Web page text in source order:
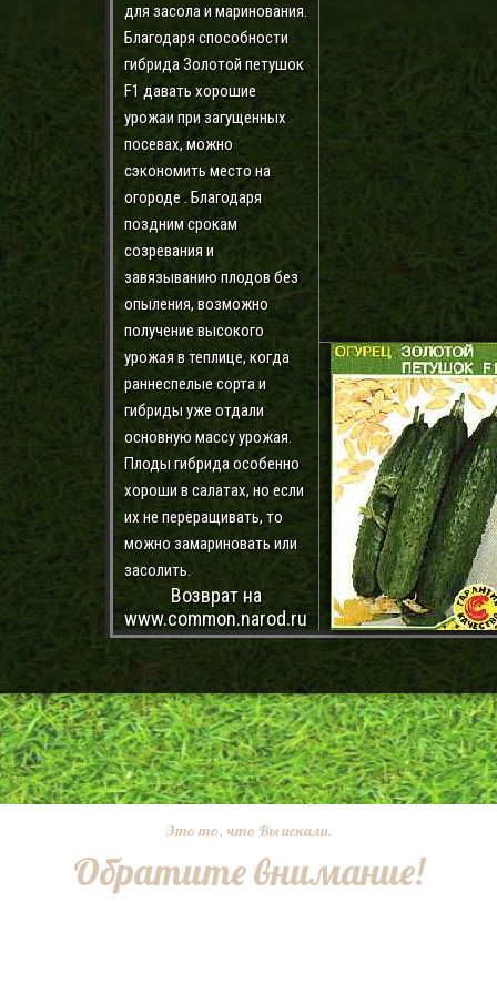
для засола и маринования.
Благодаря способности
гибрида Золотой петушок
F1 давать хорошие
урожаи при загущенных
посевах, можно
сэкономить место на
огороде . Благодаря
поздним срокам
созревания и
завязыванию плодов без
опыления, возможно
получение высокого
урожая в теплице, когда
раннеспелые сорта и
гибриды уже отдали
основную массу урожая.
Плоды гибрида особенно
хороши в салатах, но если
их не переращивать, то
можно замариновать или
засолить.
Возврат на
www.common.narod.ru
Это то, что Вы искали.
Обратите внимание!